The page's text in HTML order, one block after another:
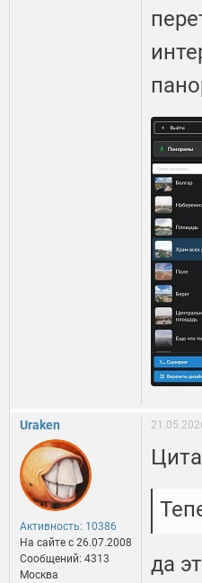
Uraken
Активность: 10386
На сайте c 26.07.2008
Сообщений: 4313
Москва
да